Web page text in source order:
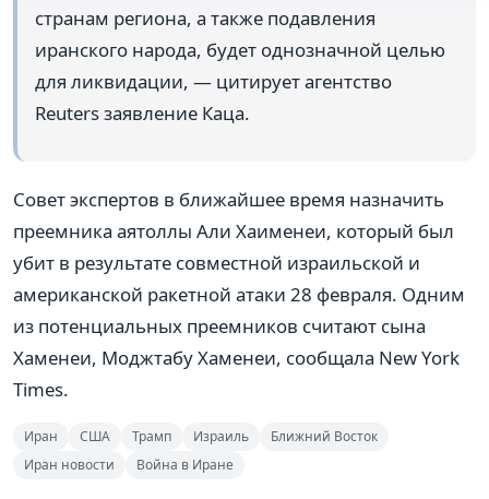
странам региона, а также подавления
иранского народа, будет однозначной целью
для ликвидации, — цитирует агентство
Reuters заявление Каца.
Совет экспертов в ближайшее время назначить
преемника аятоллы Али Хаименеи, который был
убит в результате совместной израильской и
американской ракетной атаки 28 февраля. Одним
из потенциальных преемников считают сына
Хаменеи, Моджтабу Хаменеи, сообщала New York
Times.
Иран США Трамп Израиль
Ближний Восток
Иран новости
Война в Иране